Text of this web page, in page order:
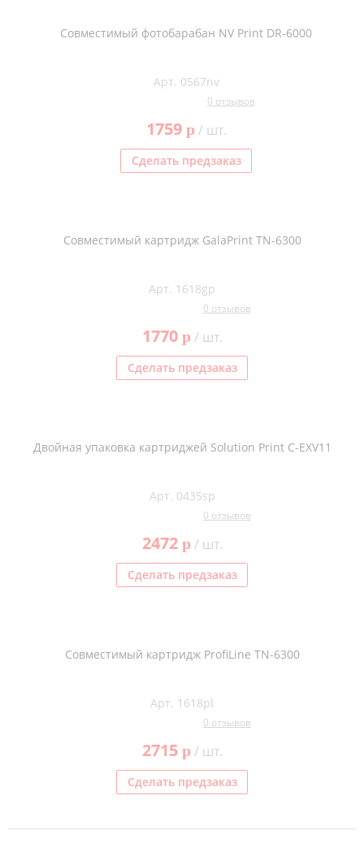
Совместимый фотобарабан NV Print DR-6000
Арт. 0567nv
0 отзывов
1759 p/ шт.
Сделать предзаказ
Совместимый картридж GalaPrint TN-6300
Арт. 1618gp
0 отзывов
1770 p/ шт.
Сделать предзаказ
Двойная упаковка картриджей Solution Print C-EXV11
Арт. 0435sp
0 отзывов
2472 p/ шт.
Сделать предзаказ
Совместимый картридж ProfiLine TN-6300
Арт. 1618pl
0 отзывов
2715 p/ шт.
Сделать предзаказ